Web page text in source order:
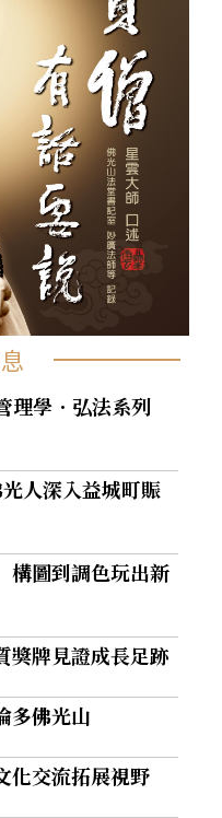
理學．弘法系列
人深入益城町賑
圖到調色玩出新
牌見證成長足跡
多佛光山
交流拓展視野